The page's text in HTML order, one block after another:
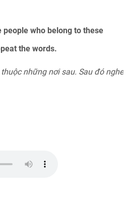
who belong to these
the words.
những nơi sau. Sau đó nghe